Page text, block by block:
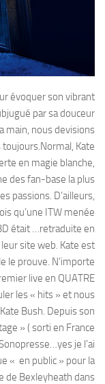
évoquer son vibrant
par sa douceur
main, nous devisions
Kate
en magie blanche,
des fan-base la plus
passions. D’ailleurs,
qu’une ITW menée
était …retraduite en
site web. Kate est
le prouve. N’importe
live en QUATRE
les « hits » et nous
Bush. Depuis son
» ( sorti en France
je l’ai
« en public » pour la
de Bexleyheath dans